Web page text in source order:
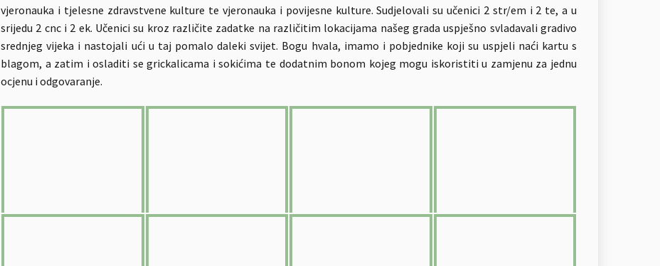
vjeronauka i tjelesne zdravstvene kulture te vjeronauka i povijesne kulture. Sudjelovali su učenici 2 str/em i 2 te, a u
srijedu 2 cnc i 2 ek. Učenici su kroz različite zadatke na različitim lokacijama našeg grada uspješno svladavali gradivo
srednjeg vijeka i nastojali ući u taj pomalo daleki svijet. Bogu hvala, imamo i pobjednike koji su uspjeli naći kartu s
blagom, a zatim i osladiti se grickalicama i sokićima te dodatnim bonom kojeg mogu iskoristiti u zamjenu za jednu
ocjenu i odgovaranje.